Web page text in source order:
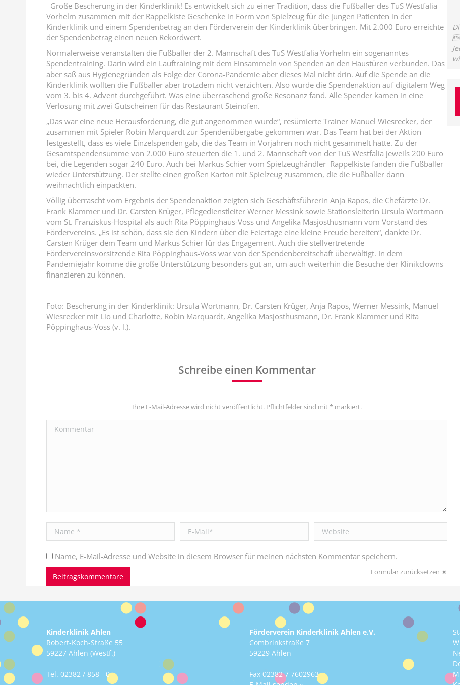
Große Bescherung in der Kinderklinik! Es entwickelt sich zu einer Tradition, dass die Fußballer des TuS Westfalia
Vorhelm zusammen mit der Rappelkiste Geschenke in Form von Spielzeug für die jungen Patienten in der
Kinderklinik und einem Spendenbetrag an den Förderverein der Kinderklinik überbringen. Mit 2.000 Euro erreichte
der Spendenbetrag einen neuen Rekordwert.
Normalerweise veranstalten die Fußballer der 2. Mannschaft des TuS Westfalia Vorhelm ein sogenanntes
Spendentraining. Darin wird ein Lauftraining mit dem Einsammeln von Spenden an den Haustüren verbunden. Das
aber saß aus Hygienegründen als Folge der Corona-Pandemie aber dieses Mal nicht drin. Auf die Spende an die
Kinderklinik wollten die Fußballer aber trotzdem nicht verzichten. Also wurde die Spendenaktion auf digitalem Weg
vom 3. bis 4. Advent durchgeführt. Was eine überraschend große Resonanz fand. Alle Spender kamen in eine
Verlosung mit zwei Gutscheinen für das Restaurant Steinofen.
„Das war eine neue Herausforderung, die gut angenommen wurde“, resümierte Trainer Manuel Wiesrecker, der
zusammen mit Spieler Robin Marquardt zur Spendenübergabe gekommen war. Das Team hat bei der Aktion
festgestellt, dass es viele Einzelspenden gab, die das Team in Vorjahren noch nicht gesammelt hatte. Zu der
Gesamtspendensumme von 2.000 Euro steuerten die 1. und 2. Mannschaft von der TuS Westfalia jeweils 200 Euro
bei, die Legenden sogar 240 Euro. Auch bei Markus Schier vom Spielzeughändler Rappelkiste fanden die Fußballer
wieder Unterstützung. Der stellte einen großen Karton mit Spielzeug zusammen, die die Fußballer dann
weihnachtlich einpackten.
Völlig überrascht vom Ergebnis der Spendenaktion zeigten sich Geschäftsführerin Anja Rapos, die Chefärzte Dr.
Frank Klammer und Dr. Carsten Krüger, Pflegedienstleiter Werner Messink sowie Stationsleiterin Ursula Wortmann
vom St. Franziskus-Hospital als auch Rita Pöppinghaus-Voss und Angelika Masjosthusmann vom Vorstand des
Fördervereins. „Es ist schön, dass sie den Kindern über die Feiertage eine kleine Freude bereiten“, dankte Dr.
Carsten Krüger dem Team und Markus Schier für das Engagement. Auch die stellvertretende
Fördervereinsvorsitzende Rita Pöppinghaus-Voss war von der Spendenbereitschaft überwältigt. In dem
Pandemiejahr komme die große Unterstützung besonders gut an, um auch weiterhin die Besuche der Klinikclowns
finanzieren zu können.
Foto: Bescherung in der Kinderklinik: Ursula Wortmann, Dr. Carsten Krüger, Anja Rapos, Werner Messink, Manuel
Wiesrecker mit Lio und Charlotte, Robin Marquardt, Angelika Masjosthusmann, Dr. Frank Klammer und Rita
Pöppinghaus-Voss (v. l.).
Schreibe einen Kommentar
Ihre E-Mail-Adresse wird nicht veröffentlicht. Pflichtfelder sind mit* markiert.
Kommentar
Name * E-Mail * Website
Name, E-Mail-Adresse und Website in diesem Browser für meinen nächsten Kommentar speichern.
Formular zurücksetzen
Beitragskommentare
Kinderklinik Ahlen
Robert-Koch-Straße 55
59227 Ahlen (Westf.)
Tel. 02382 / 858 - 0
Förderverein Kinderklinik Ahlen e.V.
Combrinkstraße 7
59229 Ahlen
Fax 02382 7 7602963